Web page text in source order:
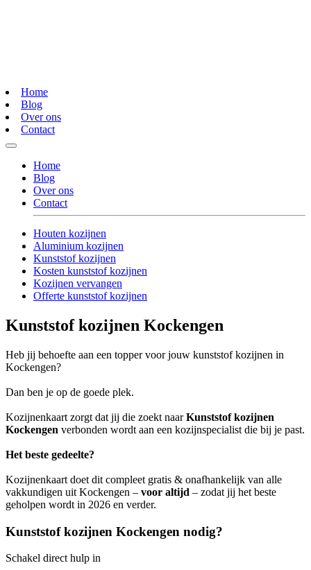
Home
Blog
Over ons
Contact
Home
Blog
Over ons
Contact
Houten kozijnen
Aluminium kozijnen
Kunststof kozijnen
Kosten kunststof kozijnen
Kozijnen vervangen
Offerte kunststof kozijnen
Kunststof kozijnen Kockengen
Heb jij behoefte aan een topper voor jouw kunststof kozijnen in
Kockengen?
Dan ben je op de goede plek.
Kozijnenkaart zorgt dat jij die zoekt naarKunststof kozijnen
Kockengen verbonden wordt aan een kozijnspecialist die bij je past.
Het beste gedeelte?
Kozijnenkaart doet dit compleet gratis & onafhankelijk van alle
vakkundigen uit Kockengen – voor altijd – zodat jij het beste
geholpen wordt in 2026 en verder.
Kunststof kozijnen Kockengen nodig?
Schakel direct hulp in